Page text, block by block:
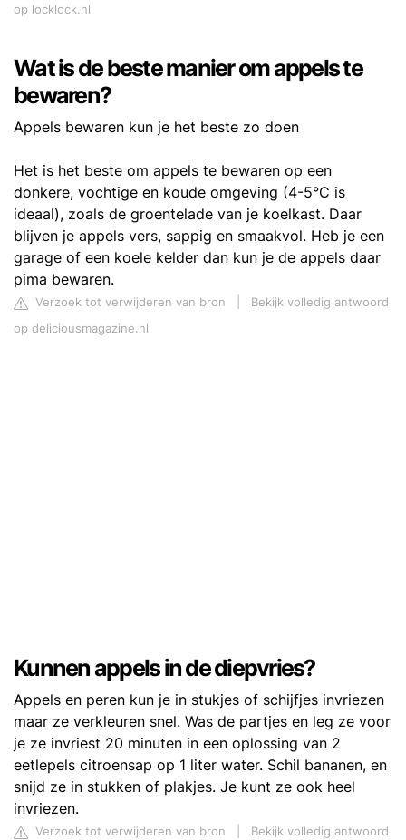
op locklock.nl
Wat is de beste manier om appels te
bewaren?
Appels bewaren kun je het beste zo doen
Het is het beste om appels te bewaren op een
donkere, vochtige en koude omgeving (4-5°C is
ideaal), zoals de groentelade van je koelkast. Daar
blijven je appels vers, sappig en smaakvol. Heb je een
garage of een koele kelder dan kun je de appels daar
pima bewaren.
Verzoek tot verwijderen van bron
Bekijk volledig antwoord
op deliciousmagazine.nl
Kunnen appels in de diepvries?
Appels en peren kun je in stukjes of schijfjes invriezen
maar ze verkleuren snel. Was de partjes en leg ze voor
je ze invriest 20 minuten in een oplossing van 2
eetlepels citroensap op 1 liter water. Schil bananen, en
snijd ze in stukken of plakjes. Je kunt ze ook heel
invriezen.
Verzoek tot verwijderen van bron
Bekijk volledig antwoord